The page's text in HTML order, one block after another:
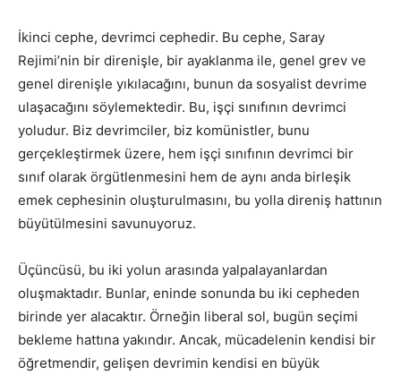
İkinci cephe, devrimci cephedir. Bu cephe, Saray
Rejimi’nin bir direnişle, bir ayaklanma ile, genel grev ve
genel direnişle yıkılacağını, bunun da sosyalist devrime
ulaşacağını söylemektedir. Bu, işçi sınıfının devrimci
yoludur. Biz devrimciler, biz komünistler, bunu
gerçekleştirmek üzere, hem işçi sınıfının devrimci bir
sınıf olarak örgütlenmesini hem de aynı anda birleşik
emek cephesinin oluşturulmasını, bu yolla direniş hattının
büyütülmesini savunuyoruz.
Üçüncüsü, bu iki yolun arasında yalpalayanlardan
oluşmaktadır. Bunlar, eninde sonunda bu iki cepheden
birinde yer alacaktır. Örneğin liberal sol, bugün seçimi
bekleme hattına yakındır. Ancak, mücadelenin kendisi bir
öğretmendir, gelişen devrimin kendisi en büyük